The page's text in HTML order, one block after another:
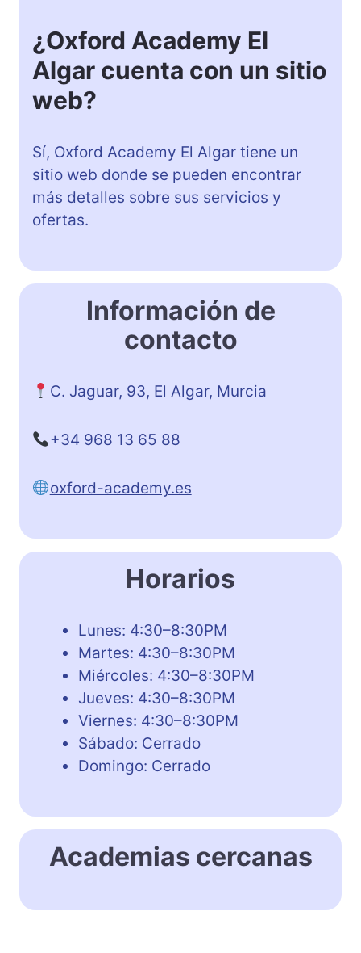
¿Oxford Academy El
Algar cuenta con un sitio
web?
Sí, Oxford Academy El Algar tiene un
sitio web donde se pueden encontrar
más detalles sobre sus servicios y
ofertas.
Información de
contacto
C. Jaguar, 93, El Algar, Murcia
+34 968 13 65 88
oxford-academy.es
Horarios
Lunes: 4:30–8:30PM
Martes: 4:30–8:30PM
Miércoles: 4:30–8:30PM
Jueves: 4:30–8:30PM
Viernes: 4:30–8:30PM
Sábado: Cerrado
Domingo: Cerrado
Academias cercanas